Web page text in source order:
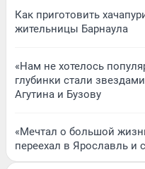
Как приготовить
жительницы Барнаула
«Нам не хотелось
глубинки стали
Агутина и Бузову
«Мечтал о большой
переехал в Ярославль и